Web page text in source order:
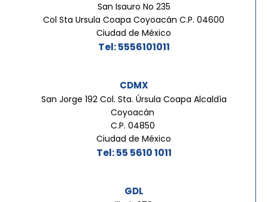
San Isauro No 235
Col Sta Ursula Coapa Coyoacán C.P. 04600
Ciudad de México
Tel: 5556101011
CDMX
San Jorge 192 Col. Sta. Úrsula Coapa Alcaldía
Coyoacán
C.P. 04850
Ciudad de México
Tel: 55 5610 1011
GDL